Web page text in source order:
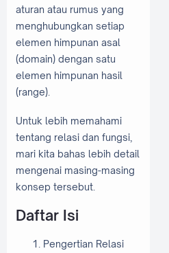
aturan atau rumus yang
menghubungkan setiap
elemen himpunan asal
(domain) dengan satu
elemen himpunan hasil
(range).
Untuk lebih memahami
tentang relasi dan fungsi,
mari kita bahas lebih detail
mengenai masing-masing
konsep tersebut.
Daftar Isi
Pengertian Relasi